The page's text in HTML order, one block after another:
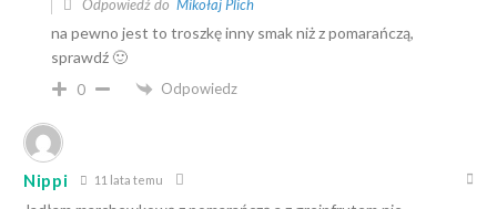
Odpowiedź do Mikołaj Plich
na pewno jest to troszkę inny smak niż z pomarańczą,
sprawdź 🙂
0 Odpowiedz
Nippi 11 lata temu